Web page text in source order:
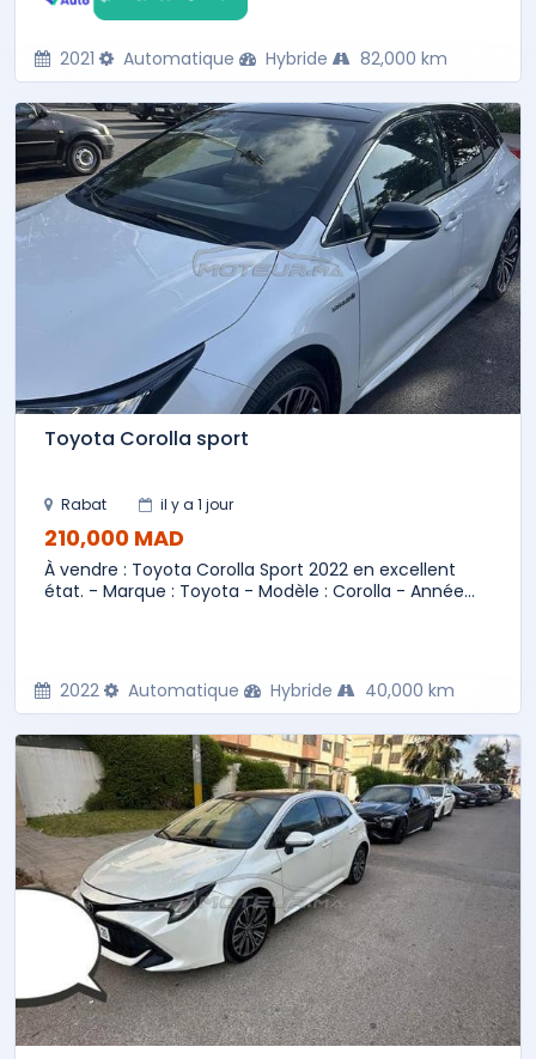
2021 Automatique Hybride 82,000 km
Toyota Corolla sport
Rabat il y a 1 jour
210,000 MAD
À vendre : Toyota Corolla Sport 2022 en excellent
état. - Marque : Toyota - Modèle : Corolla - Année...
2022 Automatique Hybride 40,000 km